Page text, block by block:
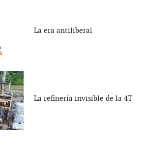
La era antiliberal
La refinería invisible de la 4T